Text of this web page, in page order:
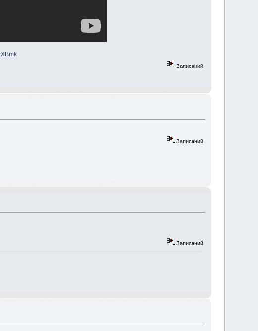
Записаний
Записаний
Записаний